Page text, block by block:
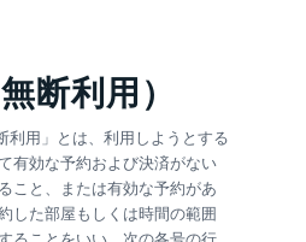
断利用）
用」とは、利用しようとする
有効な予約および決済がない
こと、または有効な予約があ
した部屋もしくは時間の範囲